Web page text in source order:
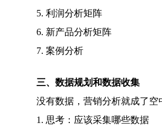
5. 利润分析矩阵
6. 新产品分析矩阵
7. 案例分析
三、数据规划和数据收集
没有数据，营销分析就成了空
1. 思考：应该采集哪些数据